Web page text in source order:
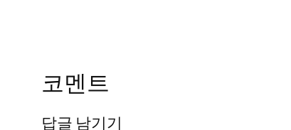
코멘트
답글 남기기